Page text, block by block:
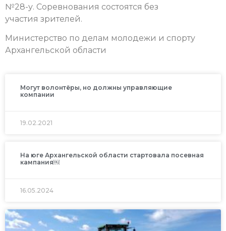
№28-у. Соревнования состоятся без
участия зрителей.
Министерство по делам молодежи и спорту
Архангельской области
Могут волонтёры, но должны управляющие
компании
19.02.2021
На юге Архангельской области стартовала посевная
кампания￼
16.05.2024